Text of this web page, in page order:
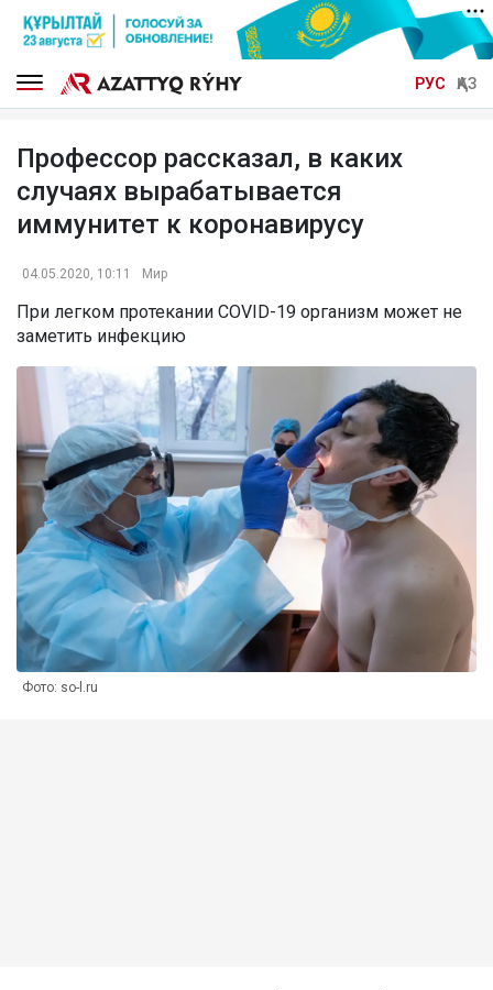
РУС ҚАЗ
Профессор рассказал, в каких
случаях вырабатывается
иммунитет к коронавирусу
04.05.2020, 10:11 Мир
При легком протекании COVID-19 организм может не
заметить инфекцию
Фото: so-l.ru